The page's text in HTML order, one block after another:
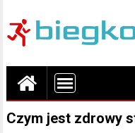
Czym jest zdrowy